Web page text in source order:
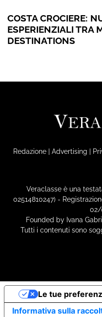
COSTA CROCIERE:
ESPERIENZIALI TRA
DESTINATIONS
Redazione| Advertising |
Veraclasse è una
02514810247) -
Founded by Ivana
Tutti i contenuti sono
Informativa sulla
Le tue